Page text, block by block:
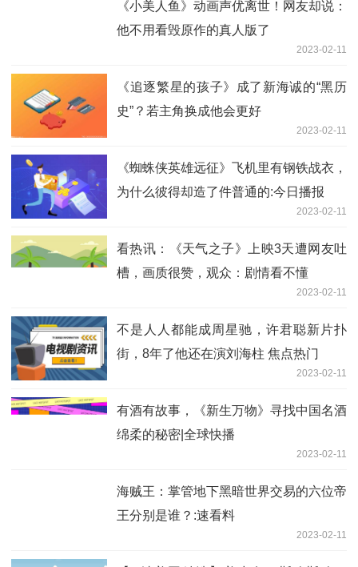
《小美人鱼》动画声优离世！网友却说：
他不用看毁原作的真人版了
2023-02-11
《追逐繁星的孩子》成了新海诚的“黑历
史”？若主角换成他会更好
2023-02-11
《蜘蛛侠英雄远征》飞机里有钢铁战衣，
为什么彼得却造了件普通的:今日播报
2023-02-11
看热讯：《天气之子》上映3天遭网友吐
槽，画质很赞，观众：剧情看不懂
2023-02-11
不是人人都能成周星驰，许君聪新片扑
街，8年了他还在演刘海柱 焦点热门
2023-02-11
有酒有故事，《新生万物》寻找中国名酒
绵柔的秘密|全球快播
2023-02-11
海贼王：掌管地下黑暗世界交易的六位帝
王分别是谁？:速看料
2023-02-11